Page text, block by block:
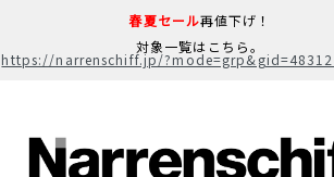
春夏セール再値下げ！
対象一覧はこちら。
https://narrenschiff.jp/